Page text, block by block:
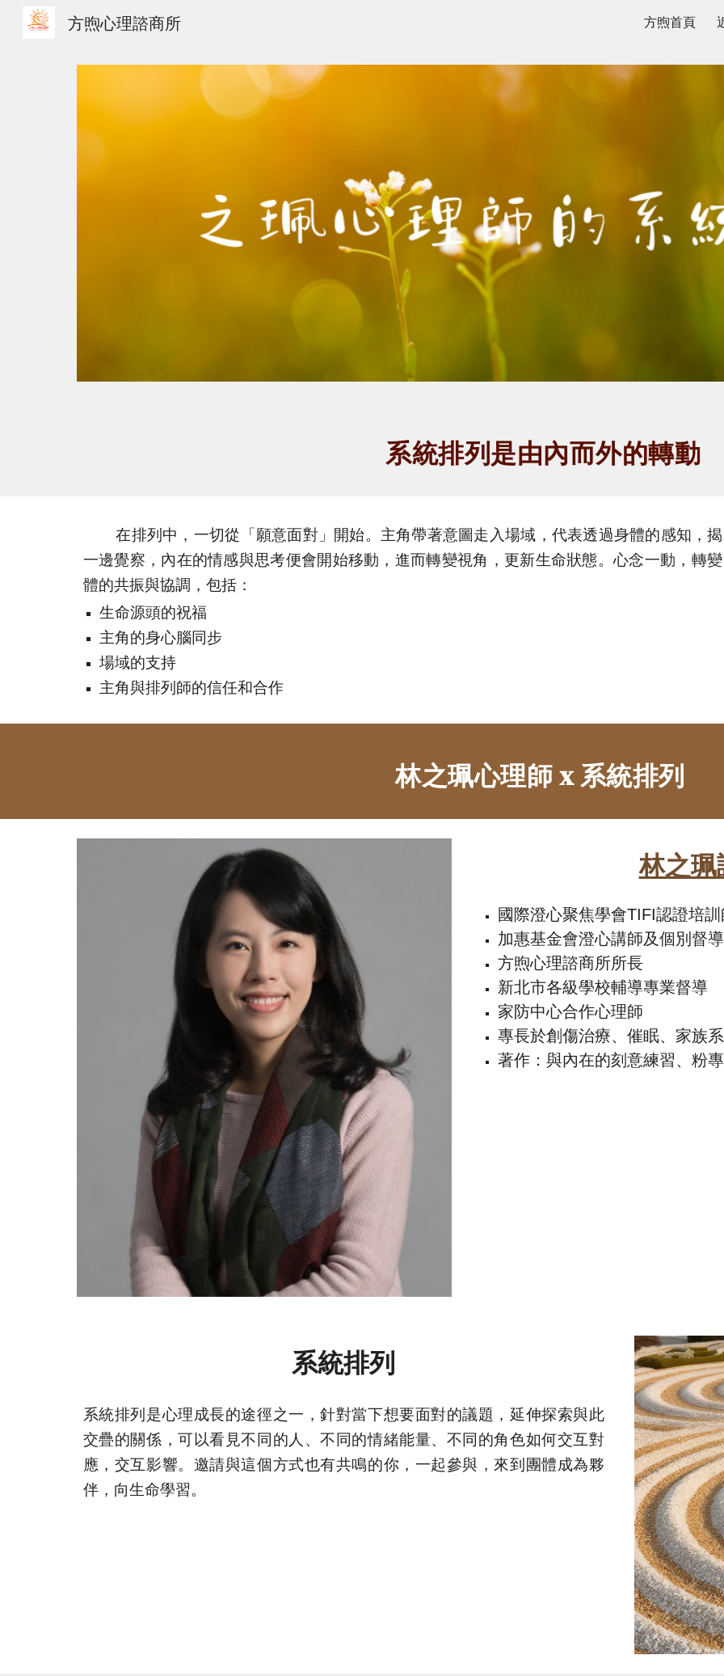
Skip to
方煦心理諮商所 方煦首頁
系統排列是由內而外的轉動
在排列中，一切從「願意面對」開始。主角帶著意圖走入場域，代表透過身體的感知，
一邊覺察，內在的情感與思考便會開始移動，進而轉變視角，更新生命狀態。心念一動，轉
體的共振與協調，包括：
生命源頭的祝福
主角的身心腦同步
場域的支持
主角與排列師的信任和合作
林之珮心理師 x 系統排列
林之珮
國際澄心聚焦學會TIFI認證培
加惠基金會澄心講師及個別督導
方煦心理諮商所所長
新北市各級學校輔導專業督導
家防中心合作心理師
專長於創傷治療、催眠、家族
著作：與內在的刻意練習、粉
系統排列
系統排列是心理成長的途徑之一，針對當下想要面對的議題，延伸探索與此
交疊的關係，可以看見不同的人、不同的情緒能量、不同的角色如何交互對
應，交互影響。邀請與這個方式也有共鳴的你，一起參與，來到團體成為夥
伴，向生命學習。